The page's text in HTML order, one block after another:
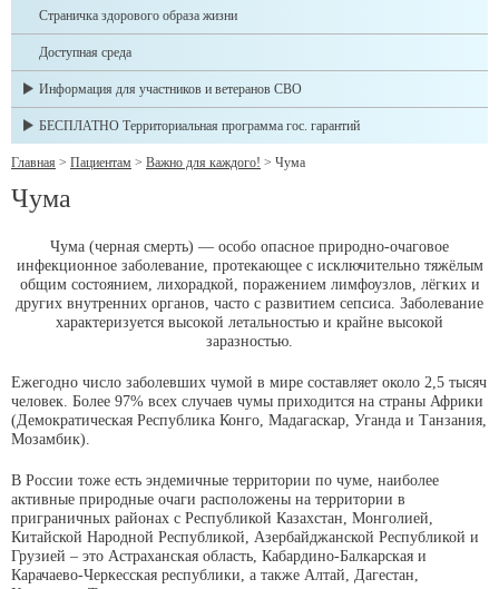
Страничка здорового образа жизни
Доступная среда
Информация для участников и ветеранов СВО
БЕСПЛАТНО Территориальная программа гос. гарантий
Главная > Пациентам > Важно для каждого! > Чума
Чума
Чума (черная смерть) — особо опасное природно-очаговое
инфекционное заболевание, протекающее с исключительно тяжёлым
общим состоянием, лихорадкой, поражением лимфоузлов, лёгких и
других внутренних органов, часто с развитием сепсиса. Заболевание
характеризуется высокой летальностью и крайне высокой
заразностью.
Ежегодно число заболевших чумой в мире составляет около 2,5 тысяч
человек. Более 97% всех случаев чумы приходится на страны Африки
(Демократическая Республика Конго, Мадагаскар, Уганда и Танзания,
Мозамбик).
В России тоже есть эндемичные территории по чуме, наиболее
активные природные очаги расположены на территории в
приграничных районах с Республикой Казахстан, Монголией,
Китайской Народной Республикой, Азербайджанской Республикой и
Грузией – это Астраханская область, Кабардино-Балкарская и
Карачаево-Черкесская республики, а также Алтай, Дагестан,